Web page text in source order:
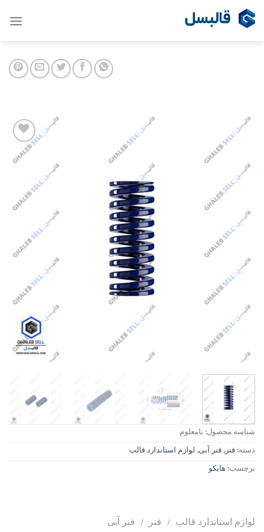
Skip
Add to
wishlist
شناسه محصول: نامعلوم
دسته:فنر,فنر آبی, لوازم استاندارد قالب
برچسب: هایکو
لوازم استاندارد قالب / فنر / فنر آبی